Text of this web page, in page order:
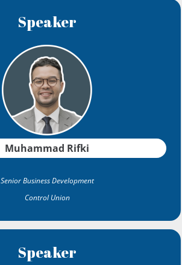
Speaker
Muhammad Rifki
Senior Business Development
Control Union
Speaker